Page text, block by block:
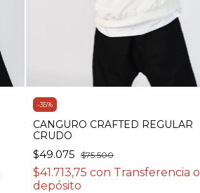
-35%
CANGURO CRAFTED REGULAR
CRUDO
$49.075 $75.500
$41.713,75 con Transferencia o
depósito